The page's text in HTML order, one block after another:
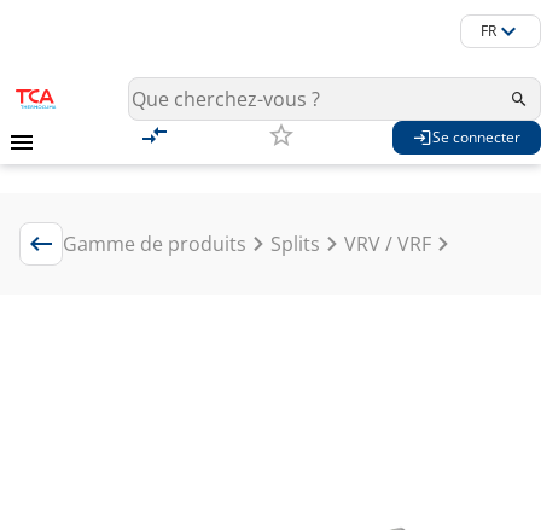
FR
Se connecter
Gamme de produits Splits VRV / VRF